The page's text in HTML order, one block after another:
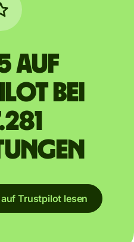
auf
bei
Trustpilot lesen